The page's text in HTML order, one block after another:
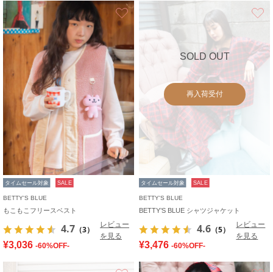
お気に入り
タイムセール対象 SALE
BETTY'S BLUE
もこもこフリースベスト
4.7 （3）
レビュー
を見る
¥3,036 -60%OFF-
SOLD OUT
再入荷受付
タイムセール対象 SALE
BETTY'S BLUE
BETTY’S BLUE シャツジャケット
4.6 （5）
レビュー
を見る
¥3,476 -60%OFF-
お気に入り